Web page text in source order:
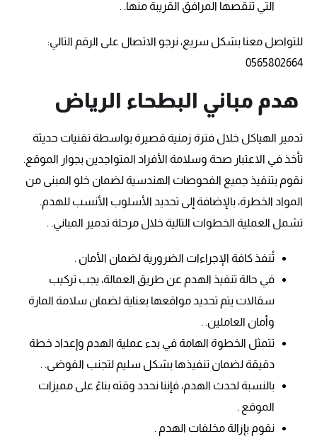
التي تنقصها المرافق القريبة منها. .
للتواصل معنا بشكل سريع، نرجو الاتصال على الرقم التالي:
0565802664
هدم مباني البطحاء الرياض
تدمير الهياكل خلال فترة زمنية قصيرة بواسطة تقنيات حديثة
تأخذ في الاعتبار صحة وسلامة الأفراد المتواجدين بجوار الموقع.
نقوم بتنفيذ جميع الفحوصات الهندسية لضمان خلو المبنى من
المواد الخطرة، بالإضافة إلى تحديد الأسلوب الأنسب للهدم.
تشمل العملية الخطوات التالية خلال مرحلة تدمير المباني. .
تُنفذ كافة الإجراءات الضرورية لضمان الأمان .
في حالة تنفيذ الهدم عن طريق العمالة، يجب تركيب
سقالات يتم تحديد مواقعها بعناية لضمان سلامة المارة
وأمان العاملين. .
تتمثل الخطوة الهامة في بدء عملية الهدم وإعداد خطة
دقيقة لضمان تنفيذها بشكل سليم لتجنب الفوضى. .
بالنسبة لحدث الهدم، فإننا نحدد وقته بناءً على مميزات
الموقع .
نقوم بإزالة مخلفات الهدم .